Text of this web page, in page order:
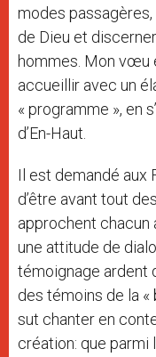
modes passagères,
de Dieu et
hommes. Mon vœu
accueillir avec un
« programme », en
d’En-Haut.
Il est demandé aux
d’être avant tout
approchent chacun
une attitude de
témoignage ardent
des témoins de la «
sut chanter en
création: que